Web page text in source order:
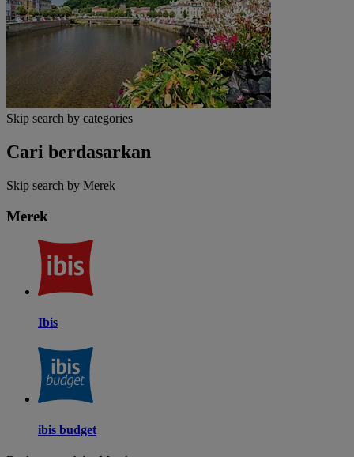
Skip search by categories
Cari berdasarkan
Skip search by Merek
Merek
Ibis
ibis budget